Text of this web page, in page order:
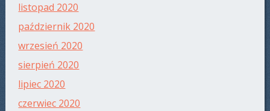
listopad 2020
październik 2020
wrzesień 2020
sierpień 2020
lipiec 2020
czerwiec 2020